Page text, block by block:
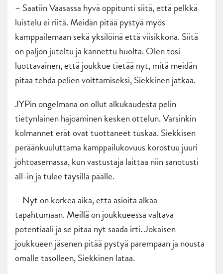
– Saatiin Vaasassa hyvä oppitunti siitä, että pelkkä
luistelu ei riitä. Meidän pitää pystyä myös
kamppailemaan sekä yksilöinä että viisikkona. Siitä
on paljon juteltu ja kannettu huolta. Olen tosi
luottavainen, että joukkue tietää nyt, mitä meidän
pitää tehdä pelien voittamiseksi, Siekkinen jatkaa.
JYPin ongelmana on ollut alkukaudesta pelin
tietynlainen hajoaminen kesken ottelun. Varsinkin
kolmannet erät ovat tuottaneet tuskaa. Siekkisen
peräänkuuluttama kamppailukovuus korostuu juuri
johtoasemassa, kun vastustaja laittaa niin sanotusti
all-in ja tulee täysillä päälle.
– Nyt on korkea aika, että asioita alkaa
tapahtumaan. Meillä on joukkueessa valtava
potentiaali ja se pitää nyt saada irti. Jokaisen
joukkueen jäsenen pitää pystyä parempaan ja nousta
omalle tasolleen, Siekkinen lataa.